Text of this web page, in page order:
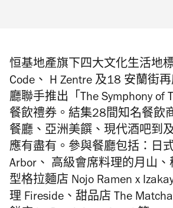
恒基地產旗下四大文化生活地
Code 、 H Zentre 及18 安蘭街
廳聯手推出 「 The Symphony of
餐飲禮券。 結集28間知名餐飲
餐廳、亞洲美饌、現代酒吧到
應有盡有。參與餐廳包括： 日
Arbor、 高級會席料理的月山、
型格拉麵店 Nojo Ramen x
理 Fireside、甜品店 The